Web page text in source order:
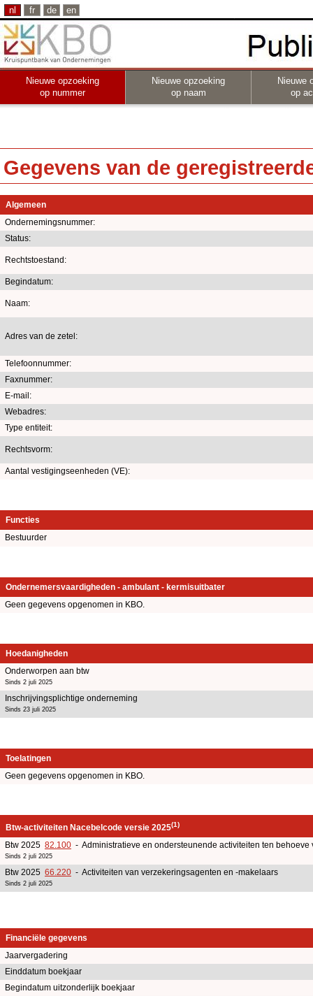
nl fr de en
Nieuwe opzoeking
op nummer
Nieuwe opzoeking
op naam
Nieuwe
op
Gegevens van de
Algemeen
Ondernemingsnummer:
Status:
Rechtstoestand:
Begindatum:
Naam:
Adres van de zetel:
Telefoonnummer:
Faxnummer:
E-mail:
Webadres:
Type entiteit:
Rechtsvorm:
Aantal vestigingseenheden (VE):
Functies
Bestuurder
Ondernemersvaardigheden - ambulant - kermisuitbater
Geen gegevens opgenomen in KBO.
Hoedanigheden
Onderworpen aan btw
Sinds 2 juli 2025
Inschrijvingsplichtige onderneming
Sinds 23 juli 2025
Toelatingen
Geen gegevens opgenomen in KBO.
Btw-activiteiten Nacebelcode versie 2025(1)
Btw 2025 82.100 - Administratieve en ondersteunende activiteiten ten behoeve
Sinds 2 juli 2025
Btw 2025 66.220 - Activiteiten van verzekeringsagenten en -makelaars
Sinds 2 juli 2025
Financiële gegevens
Jaarvergadering
Einddatum boekjaar
Begindatum uitzonderlijk boekjaar